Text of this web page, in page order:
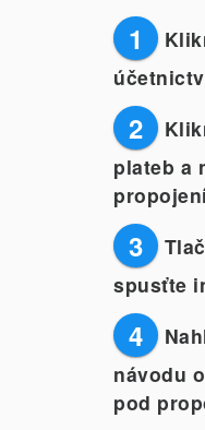
1
2
plateb a
3
spusťte
4
návodu
pod